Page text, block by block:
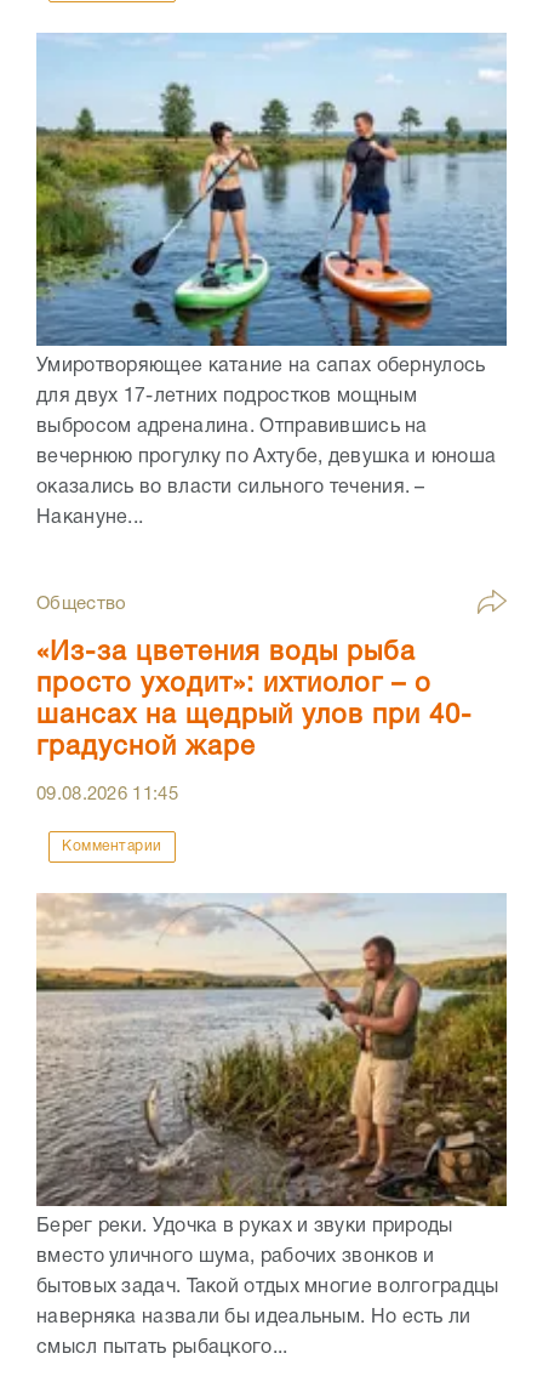
Умиротворяющее катание на сапах обернулось
для двух 17-летних подростков мощным
выбросом адреналина. Отправившись на
вечернюю прогулку по Ахтубе, девушка и юноша
оказались во власти сильного течения. –
Накануне...
Общество
«Из-за цветения воды рыба
просто уходит»: ихтиолог – о
шансах на щедрый улов при 40-
градусной жаре
09.08.2026 11:45
Комментарии
Берег реки. Удочка в руках и звуки природы
вместо уличного шума, рабочих звонков и
бытовых задач. Такой отдых многие волгоградцы
наверняка назвали бы идеальным. Но есть ли
смысл пытать рыбацкого...